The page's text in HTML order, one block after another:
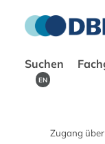
Suchen
EN
Zugang über